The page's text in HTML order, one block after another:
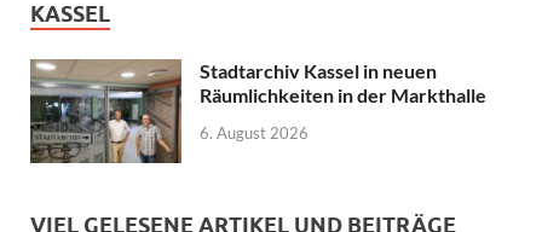
KASSEL
Stadtarchiv Kassel in neuen
Räumlichkeiten in der Markthalle
6. August 2026
VIEL GELESENE ARTIKEL UND BEITRÄGE